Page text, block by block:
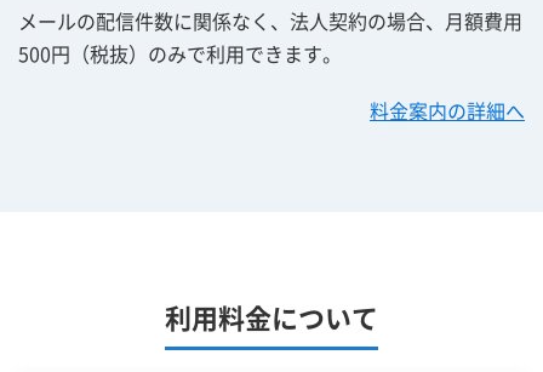
メールの配信件数に関係なく、法人契約の場合、月額費用
500円（税抜）のみで利用できます。
料金案内の詳細へ
利用料金について